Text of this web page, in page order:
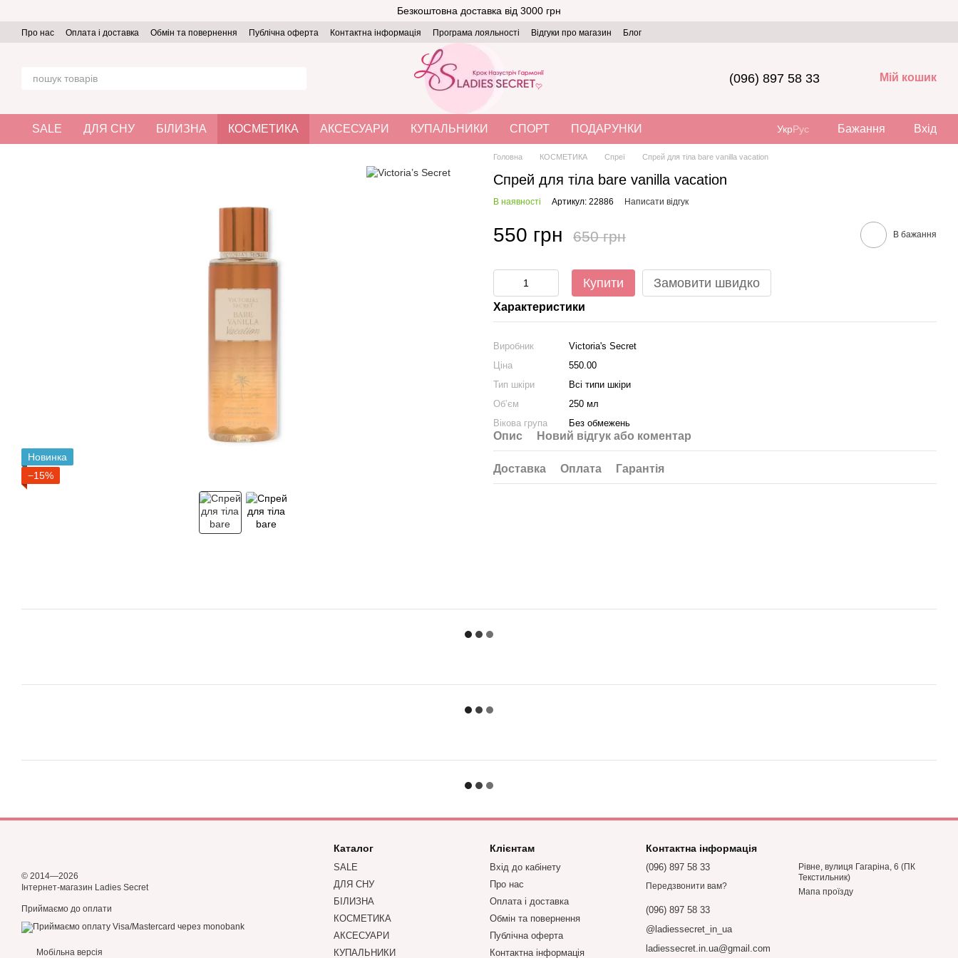
Безкоштовна доставка від 3000 грн
Про нас Оплата і доставка Обмін та повернення Публічна оферта Контактна інформація Програма лояльності Відгуки про магазин Блог
(096) 897 58 33 Мій кошик
SALE ДЛЯ СНУ БІЛИЗНА КОСМЕТИКА АКСЕСУАРИ КУПАЛЬНИКИ СПОРТ ПОДАРУНКИ УкрРус Бажання Вхід
Новинка
−15%
Головна КОСМЕТИКА Спреї Спрей для тіла bare vanilla vacation
Спрей для тіла bare vanilla vacation
В наявності Артикул: 22886 Написати відгук
550 грн 650 грн В бажання
Купити Замовити швидко
Характеристики
Виробник
Victoria's Secret
Ціна
550.00
Тип шкіри
Всі типи шкіри
Об’єм
250 мл
Вікова група
Без обмежень
Опис Новий відгук або коментар
Доставка Оплата Гарантія
© 2014—2026
Інтернет-магазин Ladies Secret
Приймаємо до оплати
Мобільна версія
Каталог
SALE
ДЛЯ СНУ
БІЛИЗНА
КОСМЕТИКА
АКСЕСУАРИ
КУПАЛЬНИКИ
Клієнтам
Вхід до кабінету
Про нас
Оплата і доставка
Обмін та повернення
Публічна оферта
Контактна інформація
Контактна інформація
(096) 897 58 33
Передзвонити вам?
(096) 897 58 33
@ladiessecret_in_ua
ladiessecret.in.ua@gmail.com
Рівне, вулиця Гагаріна, 6 (ПК
Текстильник)
Мапа проїзду